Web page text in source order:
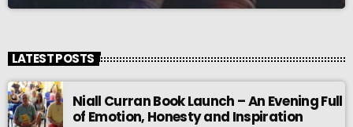
LATEST POSTS
Niall Curran Book Launch – An Evening Full
of Emotion, Honesty and Inspiration